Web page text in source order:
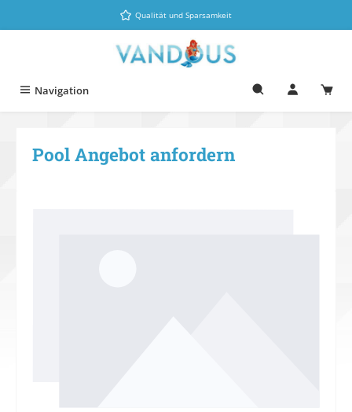
Zum Hauptinhalt springenQualität und Sparsamkeit
Navigation
Pool Angebot anfordern